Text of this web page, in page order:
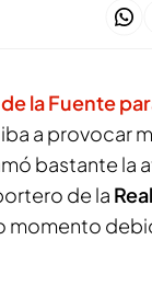
la Fuente
a provocar
bastante la
de la
momento